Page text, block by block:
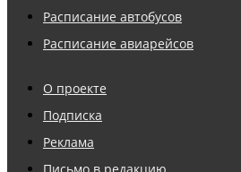
Расписание автобусов
Расписание авиарейсов
О проекте
Подписка
Реклама